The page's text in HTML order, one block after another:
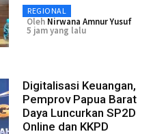
REGIONAL
Oleh Nirwana Amnur Yusuf
5 jam yang lalu
Digitalisasi Keuangan,
Pemprov Papua Barat
Daya Luncurkan SP2D
Online dan KKPD